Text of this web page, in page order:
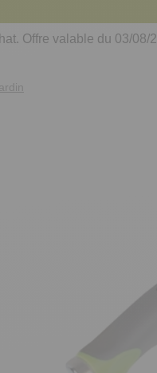
cuisine
de cuisine malins
intimité
Offre valable du 03/08/